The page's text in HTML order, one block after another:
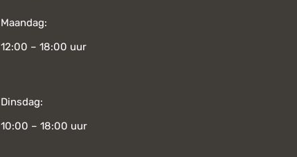
Maandag:
12:00 – 18:00 uur
Dinsdag:
10:00 – 18:00 uur